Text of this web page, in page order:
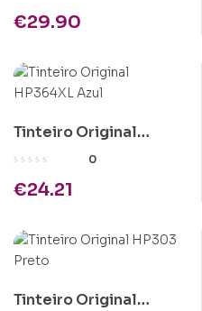
€29.90
Tinteiro Original
HP364XL Azul
0
€24.21
Tinteiro Original